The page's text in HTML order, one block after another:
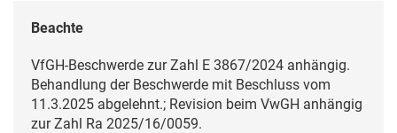
Beachte
VfGH-Beschwerde zur Zahl E 3867/2024 anhängig.
Behandlung der Beschwerde mit Beschluss vom
11.3.2025 abgelehnt.; Revision beim VwGH anhängig
zur Zahl Ra 2025/16/0059.